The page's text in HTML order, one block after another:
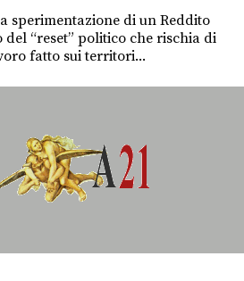
sperimentazione di un Reddito
“reset” politico che rischia di
fatto sui territori...